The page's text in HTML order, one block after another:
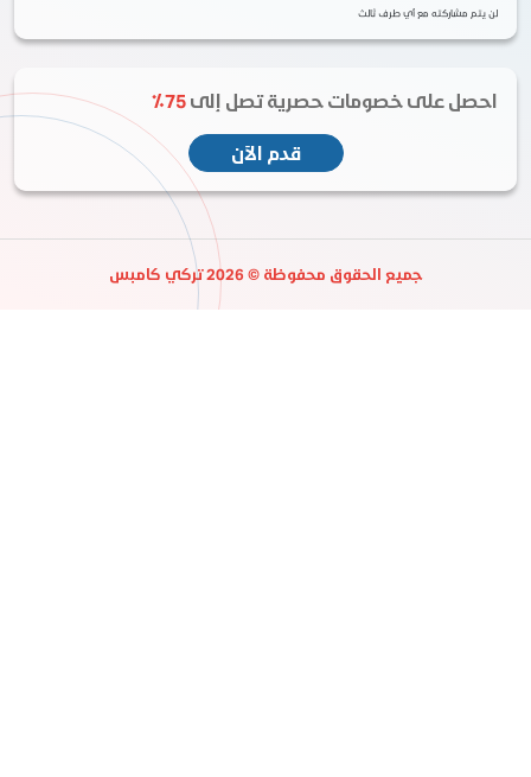
يتم مشاركته مع أي طرف ثالث
على خصومات حصرية تصل إلى75٪
قدم الآن
جميع الحقوق محفوظة © 2026 تركي كامبس